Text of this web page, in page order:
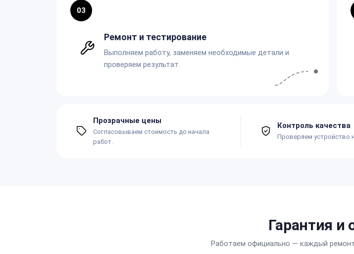
03
Ремонт и тестирование
Выполняем работу, заменяем необходимые детали и
проверяем результат.
Прозрачные цены
Согласовываем стоимость до начала
работ.
Контроль качества
Проверяем устройство
Гарантия и
Работаем официально — каждый